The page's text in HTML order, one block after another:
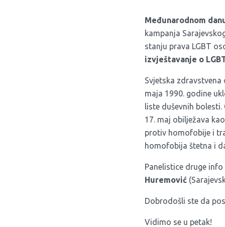
Međunarodnom
kampanja
stanju prava LGBT
izvještavanje o
Svjetska zdravstvena
maja 1990. godine
liste duševnih
17. maj obilježava
protiv homofobije i
homofobija štetna i
Panelistice druge info
Huremović
Dobrodošli ste da
Vidimo se u petak!